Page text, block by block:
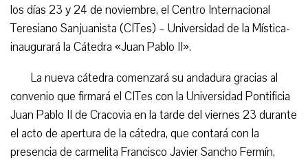
los días 23 y 24 de noviembre, el Centro Internacional
Teresiano Sanjuanista (CITes) – Universidad de la Mística-
inaugurará la Cátedra «Juan Pablo II».
La nueva cátedra comenzará su andadura gracias al
convenio que firmará el CITes con la Universidad Pontificia
Juan Pablo II de Cracovia en la tarde del viernes 23 durante
el acto de apertura de la cátedra, que contará con la
presencia de carmelita Francisco Javier Sancho Fermín,